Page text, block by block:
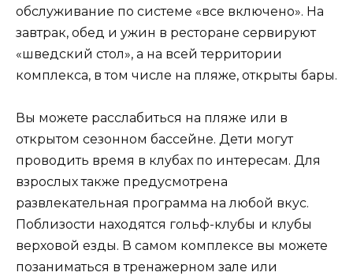
обслуживание по системе «все включено». На
завтрак, обед и ужин в ресторане сервируют
«шведский стол», а на всей территории
комплекса, в том числе на пляже, открыты бары.
Вы можете расслабиться на пляже или в
открытом сезонном бассейне. Дети могут
проводить время в клубах по интересам. Для
взрослых также предусмотрена
развлекательная программа на любой вкус.
Поблизости находятся гольф-клубы и клубы
верховой езды. В самом комплексе вы можете
позаниматься в тренажерном зале или